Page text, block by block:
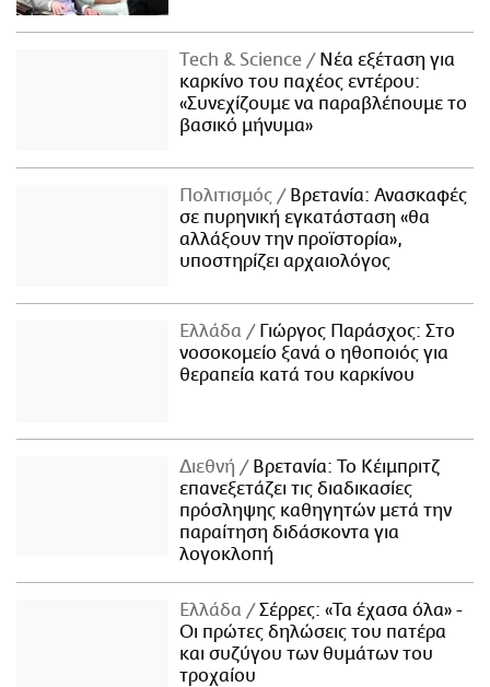
Τech & Science
Νέα εξέταση για
καρκίνο του παχέος εντέρου:
«Συνεχίζουμε να παραβλέπουμε το
βασικό μήνυμα»
Πολιτισμός
Βρετανία: Ανασκαφές
σε πυρηνική εγκατάσταση «θα
αλλάξουν την προϊστορία»,
υποστηρίζει αρχαιολόγος
Ελλάδα
Γιώργος Παράσχος: Στο
νοσοκομείο ξανά ο ηθοποιός για
θεραπεία κατά του καρκίνου
Διεθνή
Βρετανία: Το Κέιμπριτζ
επανεξετάζει τις διαδικασίες
πρόσληψης καθηγητών μετά την
παραίτηση διδάσκοντα για
λογοκλοπή
Ελλάδα
Σέρρες: «Τα έχασα όλα» -
Οι πρώτες δηλώσεις του πατέρα
και συζύγου των θυμάτων του
τροχαίου